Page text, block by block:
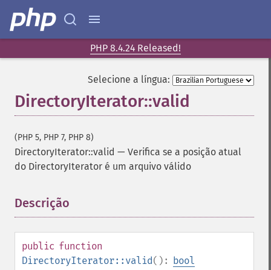
PHP 8.4.24 Released!
Selecione a língua:
DirectoryIterator::valid
(PHP 5, PHP 7, PHP 8)
DirectoryIterator::valid — Verifica se a posição atual
do DirectoryIterator é um arquivo válido
Descrição
public function
DirectoryIterator::valid(): bool